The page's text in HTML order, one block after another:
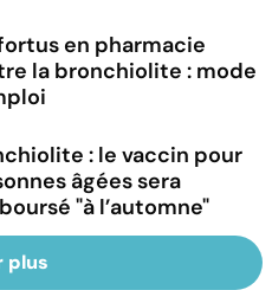
en pharmacie
la bronchiolite : mode
: le vaccin pour
âgées sera
"à l’automne"
plus